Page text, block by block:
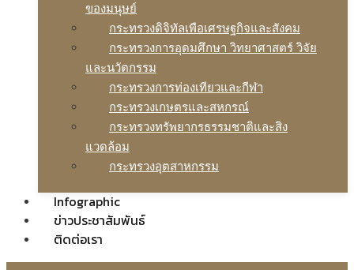
ของมนุษย์
กระทรวงดิจิทัลเพือเศรษฐกิจและสังคม
กระทรวงการอุดมศึกษา วิทยาศาสตร์ วิจัย
และนวัตกรรม
กระทรวงการท่องเทียวและกีฬา
กระทรวงเกษตรและสหกรณ์
กระทรวงทรัพยากรธรรมชาติและสิง
แวดล้อม
กระทรวงอุตสาหกรรม
Infographic
ข่าวประชาสัมพันธ์
ติดต่อเรา